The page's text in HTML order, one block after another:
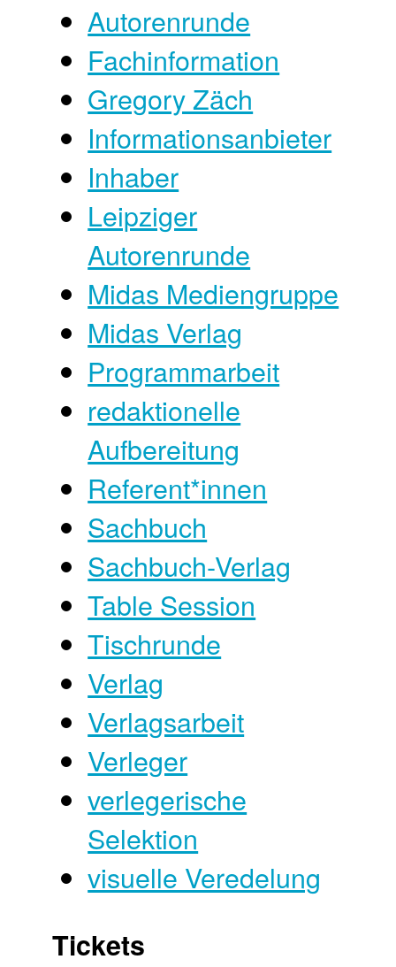
Autorenrunde
Fachinformation
Gregory Zäch
Informationsanbieter
Inhaber
Leipziger
Autorenrunde
Midas Mediengruppe
Midas Verlag
Programmarbeit
redaktionelle
Aufbereitung
Referent*innen
Sachbuch
Sachbuch-Verlag
Table Session
Tischrunde
Verlag
Verlagsarbeit
Verleger
verlegerische
Selektion
visuelle Veredelung
Tickets